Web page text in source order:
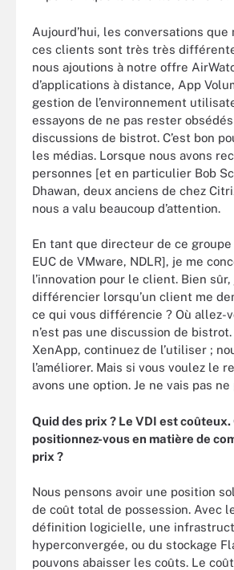
Aujourd’hui, les conversations que
ces clients sont très très
nous ajoutions à notre offre
d’applications à distance, App
gestion de l’environnement
essayons de ne pas rester
discussions de bistrot. C’est bon
les médias. Lorsque nous avons
personnes [et en particulier Bob
Dhawan, deux anciens de chez
nous a valu beaucoup d’attention.
En tant que directeur de ce
EUC de VMware, NDLR], je me
l’innovation pour le client. Bien sûr,
différencier lorsqu’un client me
ce qui vous différencie ? Où allez-
n’est pas une discussion de
XenApp, continuez de l’utiliser ;
l’améliorer. Mais si vous voulez le
avons une option. Je ne vais pas ne
Quid des prix ? Le VDI est coûteux.
positionnez-vous en matière de
prix ?
Nous pensons avoir une position
de coût total de possession. Avec
définition logicielle, une
hyperconvergée, ou du stockage
pouvons abaisser les coûts. Le